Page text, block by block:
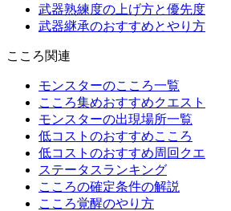
武器熟練度の上げ方と優先度
武器継承のおすすめとやり方
こころ関連
モンスターのこころ一覧
こころ集めおすすめクエスト
モンスターの出現場所一覧
低コストのおすすめこころ
低コストのおすすめ周回クエ
ステータスランキング
こころの確定条件の解説
こころ覚醒のやり方